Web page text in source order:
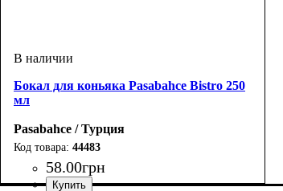
Бокал для коньяка Pasabahce Bistro 250
мл
Pasabahce / Турция
44483
58.00грн